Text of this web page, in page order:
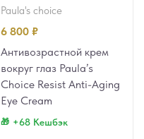
paula's choice
6 800 ₽
Антивозрастной крем
вокруг глаз Paula’s
Choice Resist Anti-Aging
Eye Cream
+68 Кешбэк